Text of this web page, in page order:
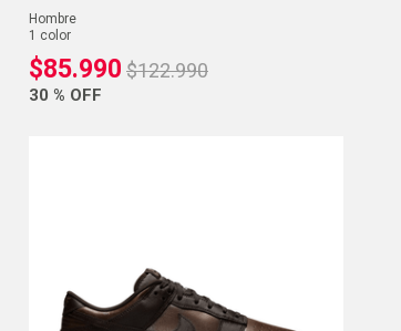
hombre
1 color
$85.990 $122.990
30 % OFF